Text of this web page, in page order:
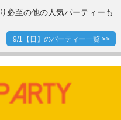
必至の他の人気パーティーも
9/1【日】のパーティー一覧 >>